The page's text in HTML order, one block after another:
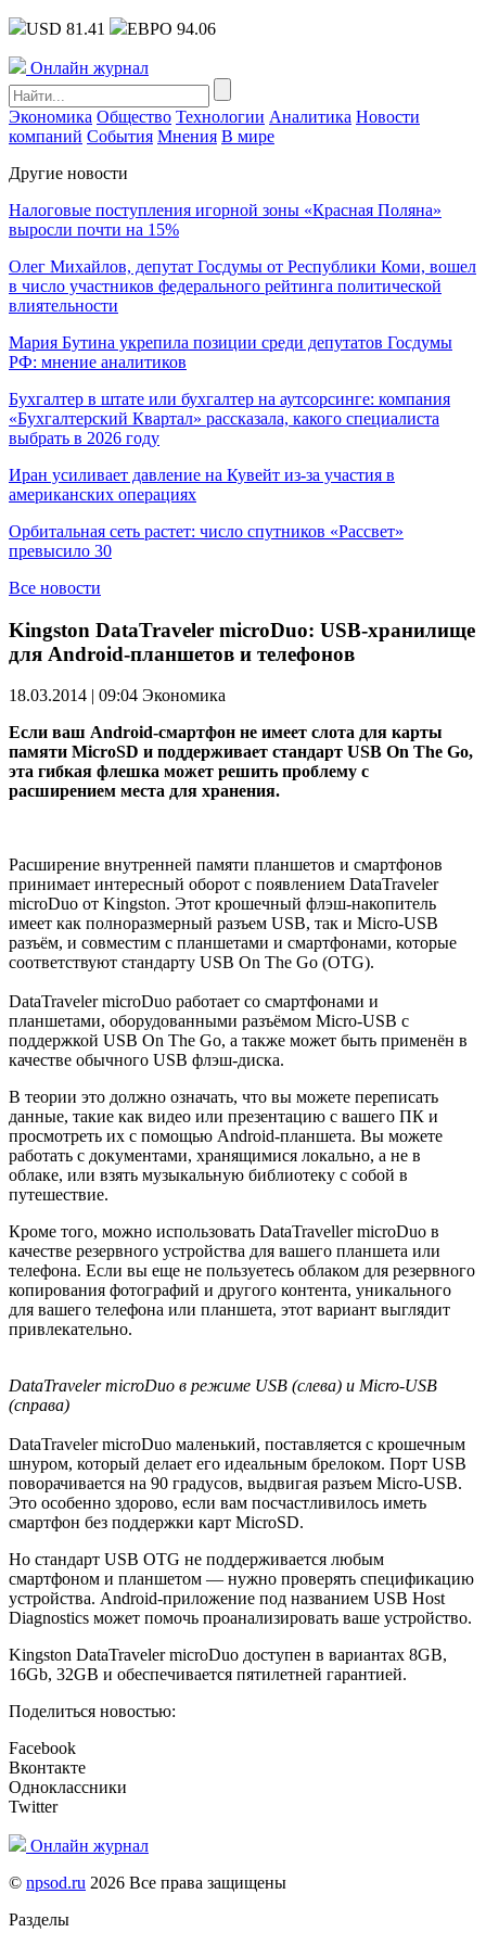
USD 81.41 ЕВРО 94.06
Онлайн журнал
Экономика Общество Технологии Аналитика Новости
компаний События Мнения В мире
Другие новости
Налоговые поступления игорной зоны «Красная Поляна»
выросли почти на 15%
Олег Михайлов, депутат Госдумы от Республики Коми, вошел
в число участников федерального рейтинга политической
влиятельности
Мария Бутина укрепила позиции среди депутатов Госдумы
РФ: мнение аналитиков
Бухгалтер в штате или бухгалтер на аутсорсинге: компания
«Бухгалтерский Квартал» рассказала, какого специалиста
выбрать в 2026 году
Иран усиливает давление на Кувейт из-за участия в
американских операциях
Орбитальная сеть растет: число спутников «Рассвет»
превысило 30
Все новости
Kingston DataTraveler microDuo: USB-хранилище
для Android-планшетов и телефонов
18.03.2014 | 09:04 Экономика
Если ваш Android-смартфон не имеет слота для карты
памяти MicroSD и поддерживает стандарт USB On The Go,
эта гибкая флешка может решить проблему с
расширением места для хранения.
Расширение внутренней памяти планшетов и смартфонов
принимает интересный оборот с появлением DataTraveler
microDuo от Kingston. Этот крошечный флэш-накопитель
имеет как полноразмерный разъем USB, так и Micro-USB
разъём, и совместим с планшетами и смартфонами, которые
соответствуют стандарту USB On The Go (OTG).
DataTraveler microDuo работает со смартфонами и
планшетами, оборудованными разъёмом Micro-USB с
поддержкой USB On The Go, а также может быть применён в
качестве обычного USB флэш-диска.
В теории это должно означать, что вы можете переписать
данные, такие как видео или презентацию с вашего ПК и
просмотреть их с помощью Android-планшета. Вы можете
работать с документами, хранящимися локально, а не в
облаке, или взять музыкальную библиотеку с собой в
путешествие.
Кроме того, можно использовать DataTraveller microDuo в
качестве резервного устройства для вашего планшета или
телефона. Если вы еще не пользуетесь облаком для резервного
копирования фотографий и другого контента, уникального
для вашего телефона или планшета, этот вариант выглядит
привлекательно.
DataTraveler microDuo в режиме USB (слева) и Micro-USB
(справа)
DataTraveler microDuo маленький, поставляется с крошечным
шнуром, который делает его идеальным брелоком. Порт USB
поворачивается на 90 градусов, выдвигая разъем Micro-USB.
Это особенно здорово, если вам посчастливилось иметь
смартфон без поддержки карт MicroSD.
Но стандарт USB OTG не поддерживается любым
смартфоном и планшетом — нужно проверять спецификацию
устройства. Android-приложение под названием USB Host
Diagnostics может помочь проанализировать ваше устройство.
Kingston DataTraveler microDuo доступен в вариантах 8GB,
16Gb, 32GB и обеспечивается пятилетней гарантией.
Поделиться новостью:
Facebook
Вконтакте
Одноклассники
Twitter
Онлайн журнал
© npsod.ru 2026 Все права защищены
Разделы